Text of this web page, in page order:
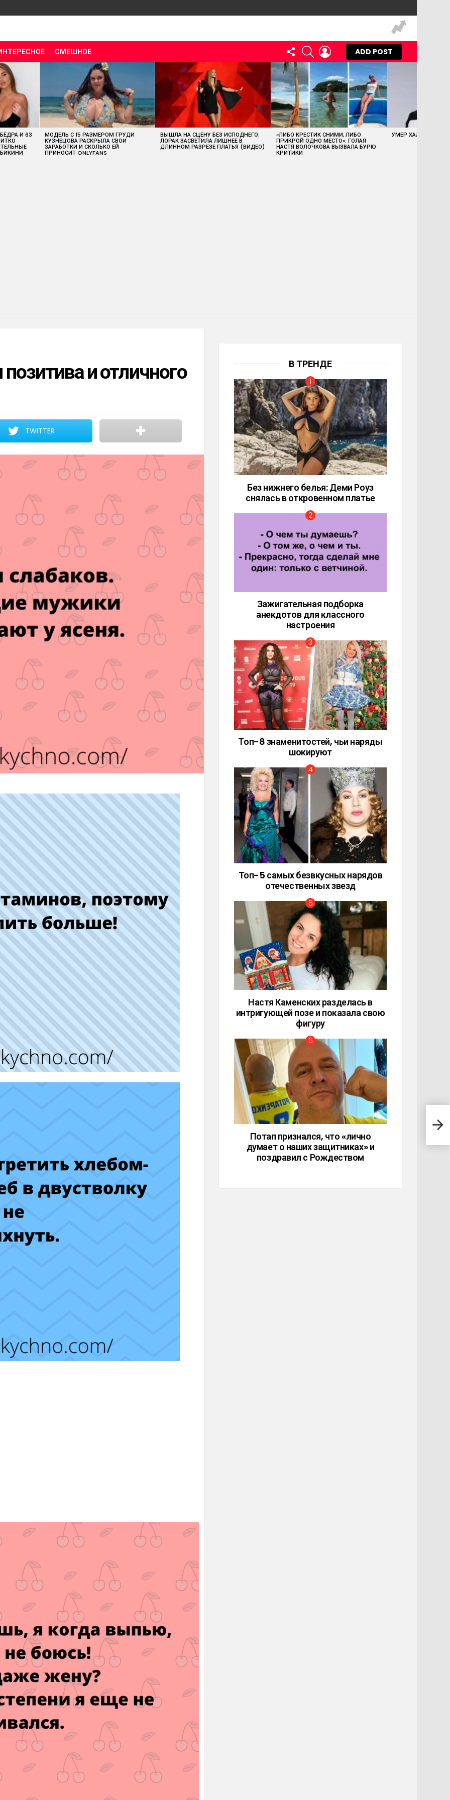
СМЕШНОЕ
FOLLOW
US
SEARCHLOGIN
ADD POST
И 63 МОДЕЛЬ С 15 РАЗМЕРОМ ГРУДИ
КУЗНЕЦОВА РАСКРЫЛА СВОИ
ЗАРАБОТКИ И СКОЛЬКО ЕЙ
ПРИНОСИТ ONLYFANS
ВЫШЛА НА СЦЕНУ БЕЗ ИСПОДНЕГО:
ЛОРАК ЗАСВЕТИЛА ЛИШНЕЕ В
ДЛИННОМ РАЗРЕЗЕ ПЛАТЬЯ (ВИДЕО)
«ЛИБО КРЕСТИК СНИМИ, ЛИБО
ПРИКРОЙ ОДНО МЕСТО»: ГОЛАЯ
НАСТЯ ВОЛОЧКОВА ВЫЗВАЛА БУРЮ
КРИТИКИ
УМЕР ХАЛК ХОГАН
и отличного
TWITTER
В ТРЕНДЕ
Без нижнего белья: Деми Роуз
снялась в откровенном платье
Зажигательная подборка
анекдотов для классного
настроения
Топ-8 знаменитостей, чьи наряды
шокируют
Топ-5 самых безвкусных нарядов
отечественных звезд
Настя Каменских разделась в
интригующей позе и показала свою
фигуру
Потап признался, что «лично
думает о наших защитниках» и
поздравил с Рождеством